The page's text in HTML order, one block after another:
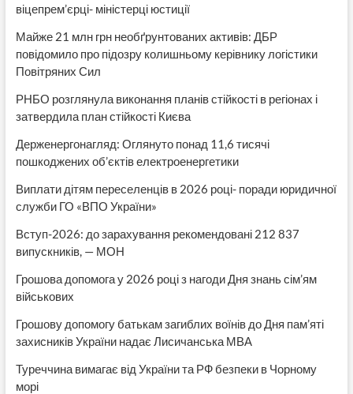
віцепрем’єрці- міністерці юстиції
Майже 21 млн грн необґрунтованих активів: ДБР
повідомило про підозру колишньому керівнику логістики
Повітряних Сил
РНБО розглянула виконання планів стійкості в регіонах і
затвердила план стійкості Києва
Держенергонагляд: Оглянуто понад 11,6 тисячі
пошкоджених об’єктів електроенергетики
Виплати дітям переселенців в 2026 році- поради юридичної
служби ГО «ВПО України»
Вступ-2026: до зарахування рекомендовані 212 837
випускників, — МОН
Грошова допомога у 2026 році з нагоди Дня знань сім’ям
військових
Грошову допомогу батькам загиблих воїнів до Дня пам’яті
захисників України надає Лисичанська МВА
Туреччина вимагає від України та РФ безпеки в Чорному
морі